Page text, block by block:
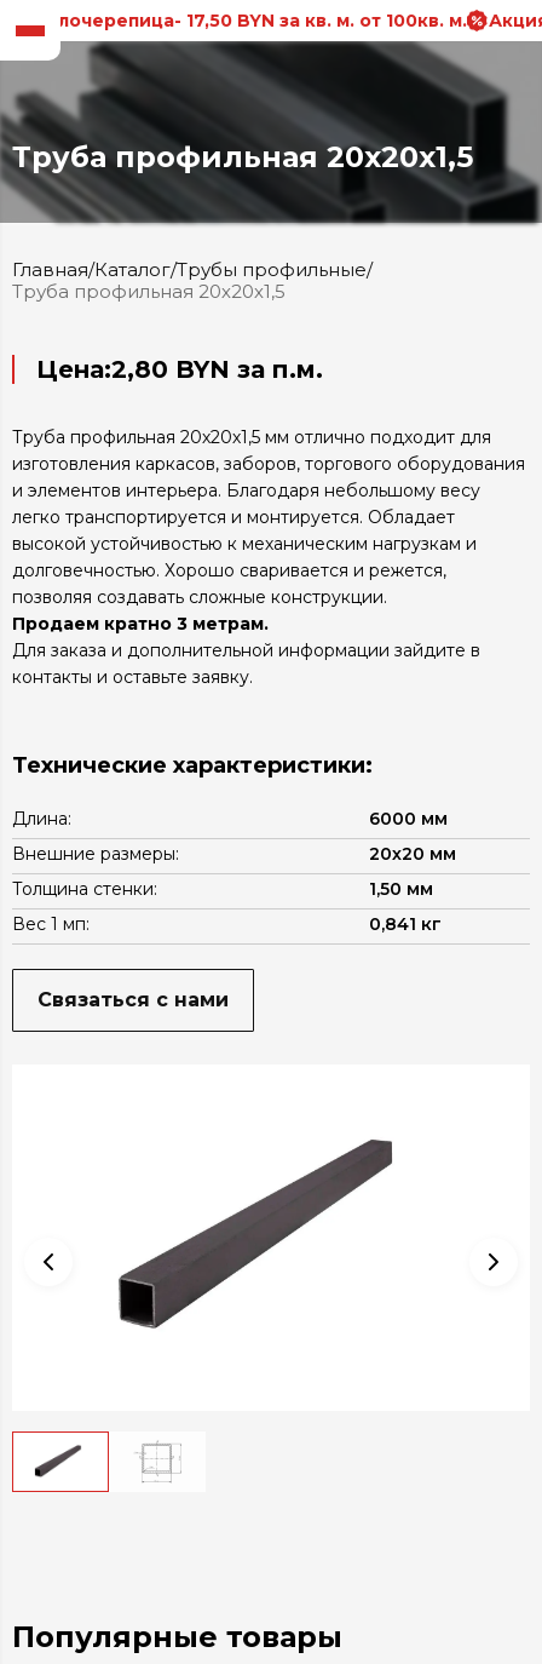
17,50 BYN за кв. м. от 100кв. м.
Труба профильная 20х20х1,5
Главная/Каталог/Трубы профильные/
Труба профильная 20х20х1,5
Цена:2,80 BYN за п.м.
Труба профильная 20х20х1,5 мм отлично подходит для
изготовления каркасов, заборов, торгового оборудования
и элементов интерьера. Благодаря небольшому весу
легко транспортируется и монтируется. Обладает
высокой устойчивостью к механическим нагрузкам и
долговечностью. Хорошо сваривается и режется,
позволяя создавать сложные конструкции.
Продаем кратно 3 метрам.
Для заказа и дополнительной информации зайдите в
контакты и оставьте заявку.
Технические характеристики:
Длина:
6000 мм
Внешние размеры:
20х20 мм
Толщина стенки:
1,50 мм
Вес 1 мп: 0,841 кг
Связаться с нами
Популярные товары